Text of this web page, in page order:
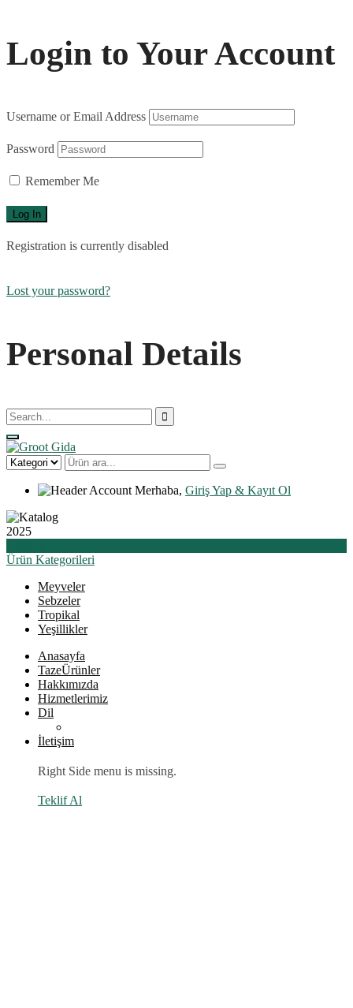
Login to Your Account
Username or Email Address
Password
Remember Me
Registration is currently disabled
Lost your password?
Personal Details
Merhaba, Giriş Yap & Kayıt Ol
2025
Ürün Kategorileri
Meyveler
Sebzeler
Tropikal
Yeşillikler
Anasayfa
TazeÜrünler
Hakkımızda
Hizmetlerimiz
Dil
İletişim
Right Side menu is missing.
Teklif Al